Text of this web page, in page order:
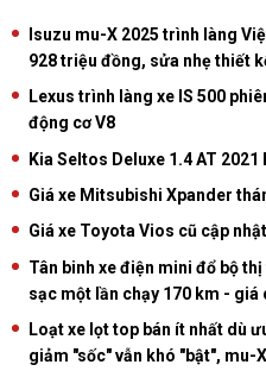
Isuzu mu-X 2025 trình làng
928 triệu đồng, sửa nhẹ thiết
Lexus trình làng xe IS 500
động cơ V8
Kia Seltos Deluxe 1.4 AT
Giá xe Mitsubishi Xpander
Giá xe Toyota Vios cũ cập
Tân binh xe điện mini đổ bộ
sạc một lần chạy 170 km -
Loạt xe lọt top bán ít nhất dù
giảm "sốc" vẫn khó "bật", mu-